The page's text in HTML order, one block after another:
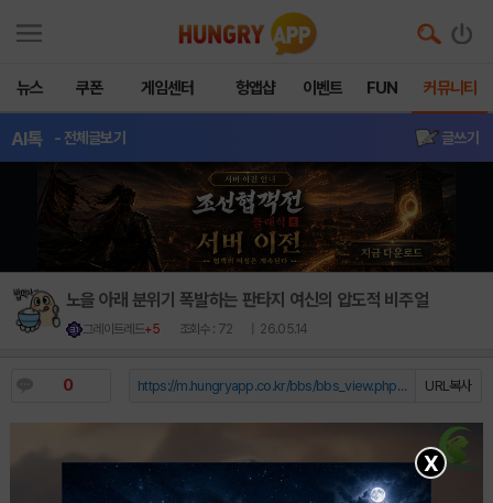
뉴스 쿠폰 게임센터 헝앱샵 이벤트 FUN 커뮤니티
AI톡 - 전체글보기 글쓰기
노을 아래 분위기 폭발하는 판타지 여신의 압도적 비주얼
그레이트레드+5 조회수 : 72 | 26.05.14
0 URL복사
https://m.hungryapp.co.kr/bbs/bbs_view.php?durl=Y...
X